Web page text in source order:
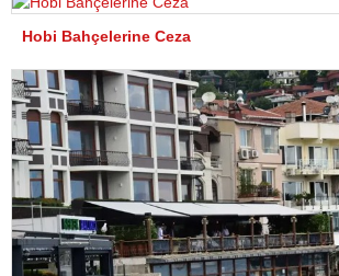
Hobi Bahçelerine Ceza